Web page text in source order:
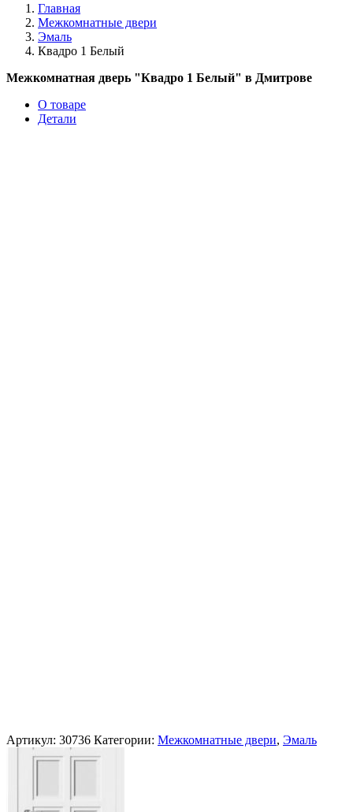
Главная
Межкомнатные двери
Эмаль
Квадро 1 Белый
Межкомнатная дверь "Квадро 1 Белый" в Дмитрове
О товаре
Детали
Артикул: 30736 Категории: Межкомнатные двери, Эмаль